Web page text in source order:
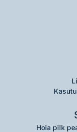
Hoia pilk